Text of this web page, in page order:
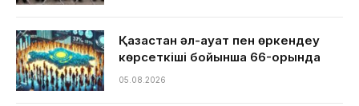
Қазақстан әл-ауқат пен өркендеу
көрсеткіші бойынша 66-орында
05.08.2026